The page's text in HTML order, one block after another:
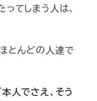
てしまう人は、
とんどの人達で
人でさえ、そう